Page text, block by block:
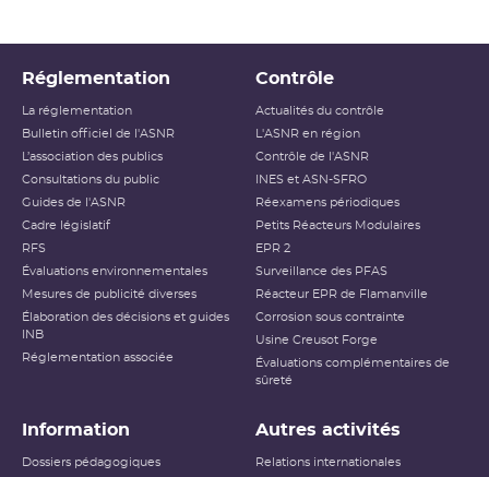
Réglementation
La réglementation
Bulletin officiel de l'ASNR
L’association des publics
Consultations du public
Guides de l'ASNR
Cadre législatif
RFS
Évaluations environnementales
Mesures de publicité diverses
Élaboration des décisions et guides
INB
Réglementation associée
Contrôle
Actualités du contrôle
L'ASNR en région
Contrôle de l'ASNR
INES et ASN-SFRO
Réexamens périodiques
Petits Réacteurs Modulaires
EPR 2
Surveillance des PFAS
Réacteur EPR de Flamanville
Corrosion sous contrainte
Usine Creusot Forge
Évaluations complémentaires de
sûreté
Information
Dossiers pédagogiques
Autres activités
Relations internationales